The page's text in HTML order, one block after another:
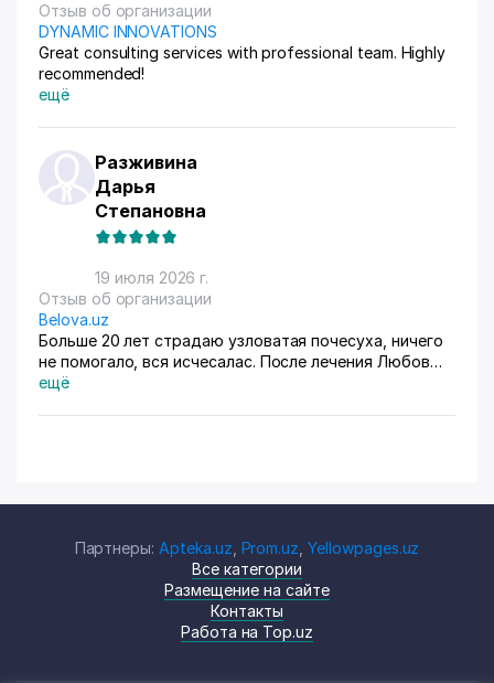
Отзыв об организации
DYNAMIC INNOVATIONS
Great consulting services with professional team. Highly
recommended!
ещё
Разживина
Дарья
Степановна
19 июля 2026 г.
Отзыв об организации
Belova.uz
Больше 20 лет страдаю узловатая почесуха, ничего
не помогало, вся исчесалас. После лечения Любов
Владимировны 90% болячек ушло, сейчас
ещё
Партнеры: Apteka.uz Prom.uz ,Yellowpages.uz
Все категории
Размещение на сайте
Контакты
Работа на Top.uz